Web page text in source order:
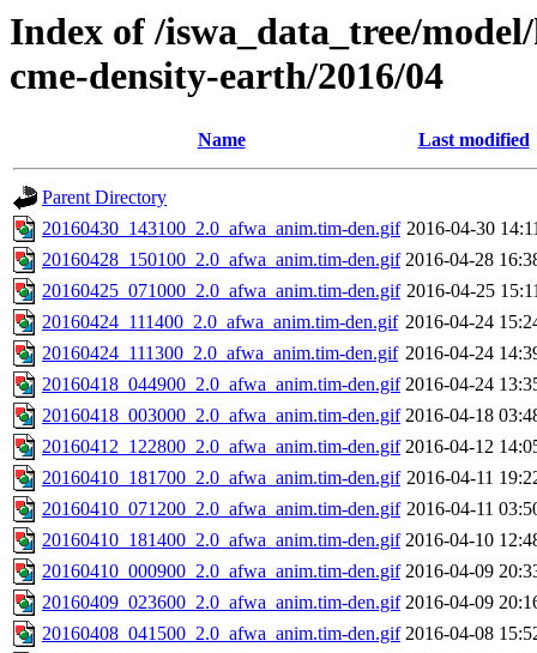
Index of /iswa_data_tree/
cme-density-earth/2016/04
Name Last modified
Parent Directory
20160430_143100_2.0_afwa_anim.tim-den.gif 2016-04-30
20160428_150100_2.0_afwa_anim.tim-den.gif 2016-04-28
20160425_071000_2.0_afwa_anim.tim-den.gif 2016-04-25
20160424_111400_2.0_afwa_anim.tim-den.gif 2016-04-24
20160424_111300_2.0_afwa_anim.tim-den.gif 2016-04-24
20160418_044900_2.0_afwa_anim.tim-den.gif 2016-04-24
20160418_003000_2.0_afwa_anim.tim-den.gif 2016-04-18
20160412_122800_2.0_afwa_anim.tim-den.gif 2016-04-12
20160410_181700_2.0_afwa_anim.tim-den.gif 2016-04-11
20160410_071200_2.0_afwa_anim.tim-den.gif 2016-04-11
20160410_181400_2.0_afwa_anim.tim-den.gif 2016-04-10
20160410_000900_2.0_afwa_anim.tim-den.gif 2016-04-09
20160409_023600_2.0_afwa_anim.tim-den.gif 2016-04-09
20160408_041500_2.0_afwa_anim.tim-den.gif 2016-04-08